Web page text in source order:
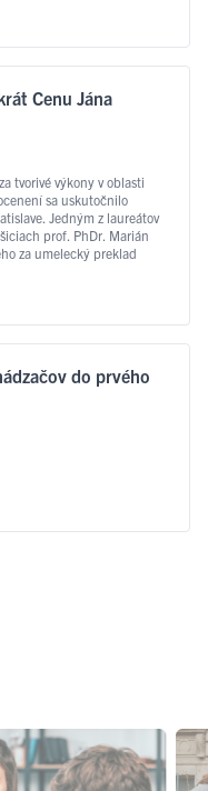
Cenu Jána
tvorivé výkony v oblasti
sa uskutočnilo
Jedným z laureátov
prof. PhDr. Marián
za umelecký preklad
do prvého